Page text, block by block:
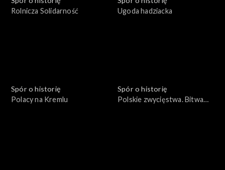
Rolnicza Solidarność
Ugoda hadziacka
Spór o historię
Polacy na Kremlu
Spór o historię
Polskie zwycięstwa. Bitwa